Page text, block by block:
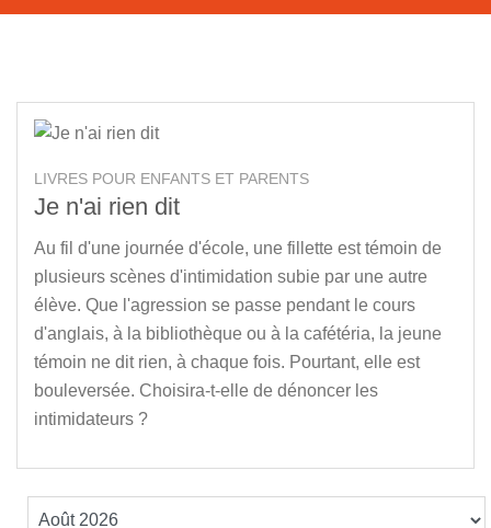
LIVRES POUR ENFANTS ET PARENTS
Je n'ai rien dit
Au fil d'une journée d'école, une fillette est témoin de
plusieurs scènes d'intimidation subie par une autre
élève. Que l'agression se passe pendant le cours
d'anglais, à la bibliothèque ou à la cafétéria, la jeune
témoin ne dit rien, à chaque fois. Pourtant, elle est
bouleversée. Choisira-t-elle de dénoncer les
intimidateurs ?